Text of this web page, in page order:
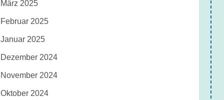
März 2025
Februar 2025
Januar 2025
Dezember 2024
November 2024
Oktober 2024